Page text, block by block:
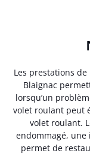
Les prestations
Blaignac
lorsqu’un
volet roulant peut
volet roulant.
endommagé,
permet de